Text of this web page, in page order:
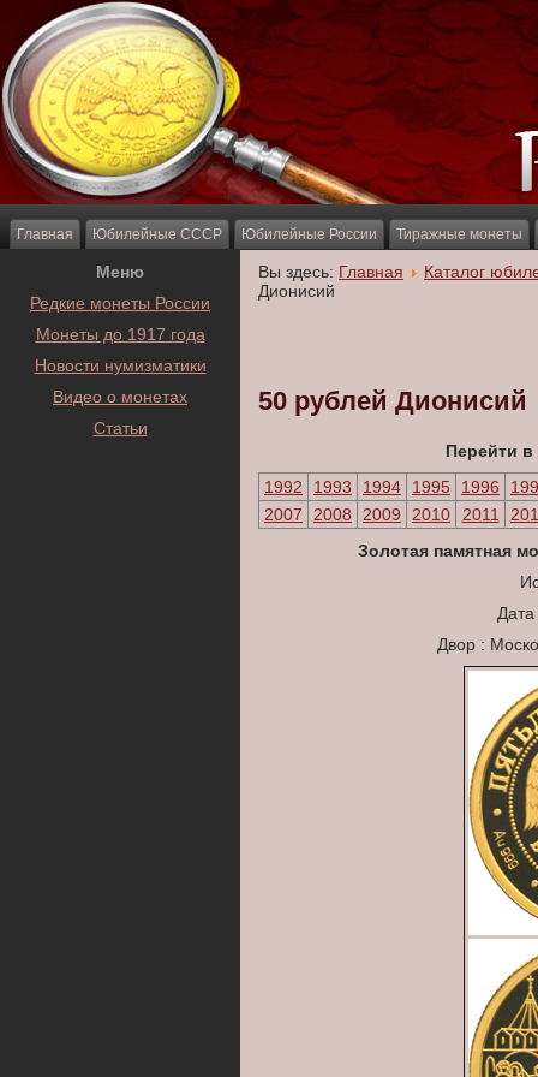
Главная Юбилейные СССР Юбилейные России Тиражные монеты
Меню
Редкие монеты России
Монеты до 1917 года
Новости нумизматики
Видео о монетах
Статьи
Вы здесь: Главная
Каталог
Дионисий
50 рублей Дионисий
Перейти в
1992
1993 1994 1995 1996
2007
2008 2009 2010 2011
Золотая памятная
Двор :